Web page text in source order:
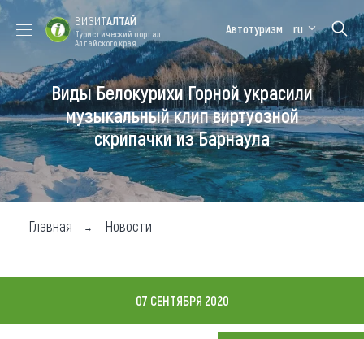
Форум VISIT
ALTAI
Цветение
маральника
Медицинский
форум
Алтайская
зимовка
Туры
Где побывать
Чем заняться
Карта
ВИЗИТАЛТАЙ
Туристический портал
Алтайского края
Автотуризм ru
Виды Белокурихи Горной украсили
музыкальный клип виртуозной
скрипачки из Барнаула
Главная Новости
07 СЕНТЯБРЯ 2020